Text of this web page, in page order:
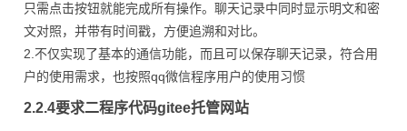
只需点击按钮就能完成所有操作。聊天记录中同时显示明文和密
文对照，并带有时间戳，方便追溯和对比。
2.不仅实现了基本的通信功能，而且可以保存聊天记录，符合用
户的使用需求，也按照qq微信程序用户的使用习惯
2.2.4要求二程序代码gitee托管网站